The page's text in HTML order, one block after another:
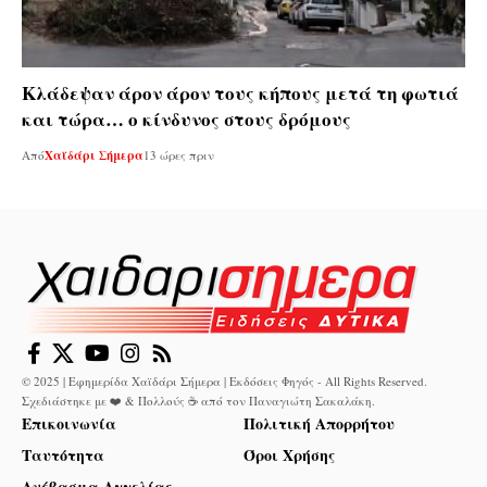
Κλάδεψαν άρον άρον τους κήπους μετά τη φωτιά
και τώρα… ο κίνδυνος στους δρόμους
ΑπόΧαϊδάρι Σήμερα 13 ώρες πριν
© 2025 | Εφημερίδα Χαϊδάρι Σήμερα | Εκδόσεις Φηγός - All Rights Reserved.
Σχεδιάστηκε με ❤️ & Πολλούς ☕ από τον Παναγιώτη Σακαλάκη.
Επικοινωνία
Ταυτότητα
Πολιτική Απορρήτου
Όροι Χρήσης